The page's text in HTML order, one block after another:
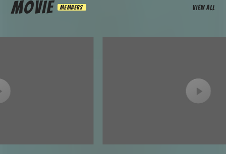
MOVIE VIEW ALL